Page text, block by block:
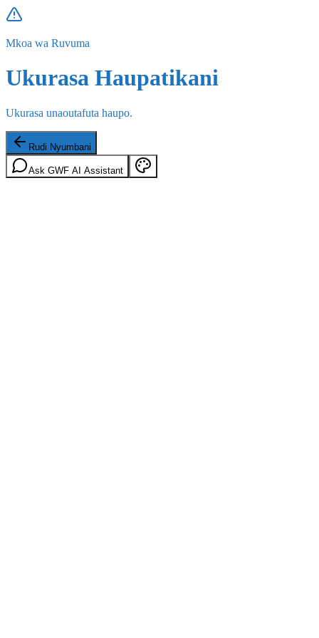
Mkoa wa Ruvuma
Ukurasa Haupatikani
Ukurasa unaoutafuta haupo.
Rudi Nyumbani
Ask GWF AI Assistant